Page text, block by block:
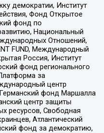
демократии, Институт
Фонд Открытое
фонд по
Национальный
Отношений,
FUND, Международный
Россия, Институт
фонд регионального
за
центр
фонд Маршалла
центр защиты
ресурсов, Свободная
Атлантический
фонд за демократию,